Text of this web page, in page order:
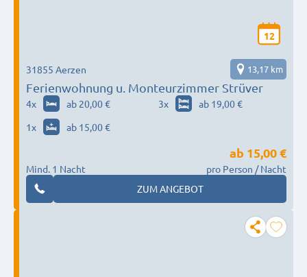
12
Ferienwohnung u. Monteurzimmer Strüver
31855 Aerzen 13,17 km
4x ab 20,00 € 3x
ab 19,00 €
1x ab 15,00 €
Mind. 1 Nacht
ab 15,00 €
pro Person / Nacht
ZUM ANGEBOT